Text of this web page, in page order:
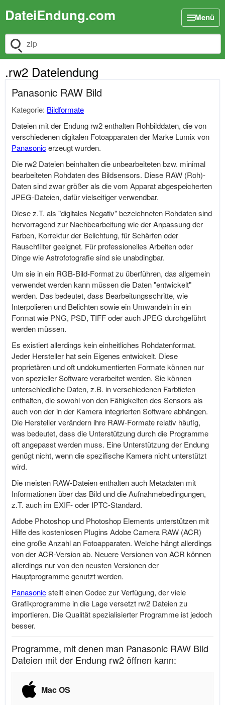
DateiEndung.com Menü
Dateiendung suchen
.rw2 Dateiendung
Panasonic RAW Bild
Kategorie: Bildformate
Dateien mit der Endung rw2 enthalten Rohbilddaten, die von
verschiedenen digitalen Fotoapparaten der Marke Lumix von
Panasonic erzeugt wurden.
Die rw2 Dateien beinhalten die unbearbeiteten bzw. minimal
bearbeiteten Rohdaten des Bildsensors. Diese RAW (Roh)-
Daten sind zwar größer als die vom Apparat abgespeicherten
JPEG-Dateien, dafür vielseitiger verwendbar.
Diese z.T. als "digitales Negativ" bezeichneten Rohdaten sind
hervorragend zur Nachbearbeitung wie der Anpassung der
Farben, Korrektur der Belichtung, für Schärfen oder
Rauschfilter geeignet. Für professionelles Arbeiten oder
Dinge wie Astrofotografie sind sie unabdingbar.
Um sie in ein RGB-Bild-Format zu überführen, das allgemein
verwendet werden kann müssen die Daten "entwickelt"
werden. Das bedeutet, dass Bearbeitungsschritte, wie
Interpolieren und Belichten sowie ein Umwandeln in ein
Format wie PNG, PSD, TIFF oder auch JPEG durchgeführt
werden müssen.
Es existiert allerdings kein einheitliches Rohdatenformat.
Jeder Hersteller hat sein Eigenes entwickelt. Diese
proprietären und oft undokumentierten Formate können nur
von spezieller Software verarbeitet werden. Sie können
unterschiedliche Daten, z.B. in verschiedenen Farbtiefen
enthalten, die sowohl von den Fähigkeiten des Sensors als
auch von der in der Kamera integrierten Software abhängen.
Die Hersteller verändern ihre RAW-Formate relativ häufig,
was bedeutet, dass die Unterstützung durch die Programme
oft angepasst werden muss. Eine Unterstützung der Endung
genügt nicht, wenn die spezifische Kamera nicht unterstützt
wird.
Die meisten RAW-Dateien enthalten auch Metadaten mit
Informationen über das Bild und die Aufnahmebedingungen,
z.T. auch im EXIF- oder IPTC-Standard.
Adobe Photoshop und Photoshop Elements unterstützen mit
Hilfe des kostenlosen Plugins Adobe Camera RAW (ACR)
eine große Anzahl an Fotoapparaten. Welche hängt allerdings
von der ACR-Version ab. Neuere Versionen von ACR können
allerdings nur von den neusten Versionen der
Hauptprogramme genutzt werden.
Panasonic stellt einen Codec zur Verfügung, der viele
Grafikprogramme in die Lage versetzt rw2 Dateien zu
importieren. Die Qualität spezialisierter Programme ist jedoch
besser.
Programme, mit denen man Panasonic RAW Bild
Dateien mit der Endung rw2 öffnen kann:
Mac OS